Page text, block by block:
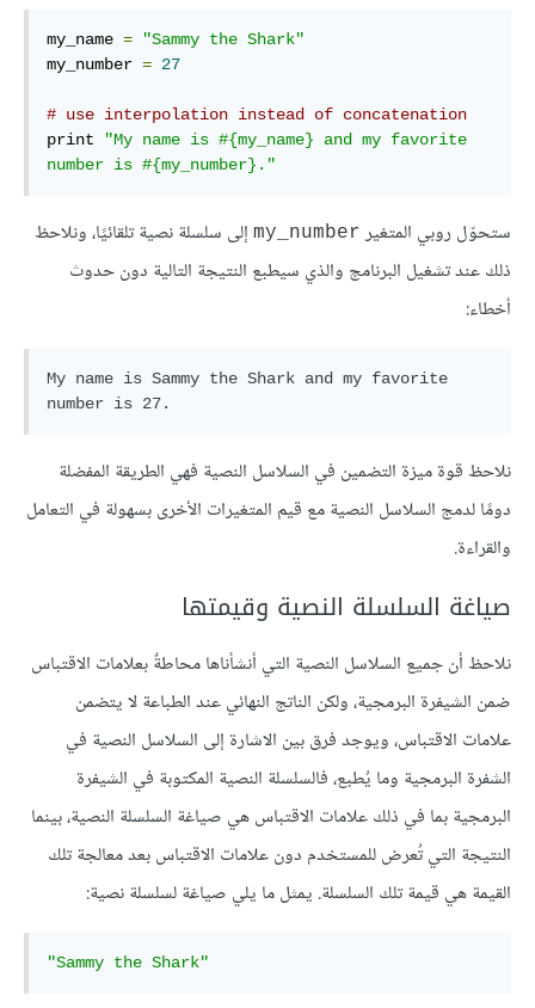
my_name =
"Sammy the Shark"
my_number = 27
# use interpolation instead of concatenation
print
"My name is #{my_name} and my favorite
number is #{my_number}."
ستحوّل روبي المتغير my_number إلى سلسلة نصية تلقائيًا، ونلاحظ
ذلك عند تشغيل البرنامج والذي سيطبع النتيجة التالية دون حدوث
أخطاء:
My name is Sammy the Shark and my favorite
نلاحظ قوة ميزة التضمين في السلاسل النصية فهي الطريقة المفضلة
دومًا لدمج السلاسل النصية مع قيم المتغيرات الأخرى بسهولة في التعامل
والقراءة.
صياغة السلسلة النصية وقيمتها
نلاحظ أن جميع السلاسل النصية التي أنشأناها محاطةٌ بعلامات الاقتباس
ضمن الشيفرة البرمجية، ولكن الناتج النهائي عند الطباعة لا يتضمن
علامات الاقتباس، ويوجد فرق بين الاشارة إلى السلاسل النصية في
الشفرة البرمجية وما يُطبع، فالسلسلة النصية المكتوبة في الشيفرة
البرمجية بما في ذلك علامات الاقتباس هي صياغة السلسلة النصية، بينما
النتيجة التي تُعرض للمستخدم دون علامات الاقتباس بعد معالجة تلك
القيمة هي قيمة تلك السلسلة. يمثل ما يلي صياغة لسلسلة نصية:
"Sammy the Shark"